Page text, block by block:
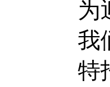
为
我
特